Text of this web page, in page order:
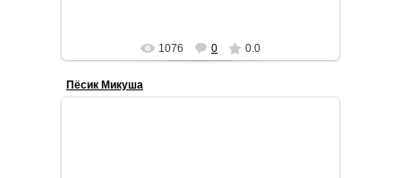
1076 0 0.0
Пёсик Микуша